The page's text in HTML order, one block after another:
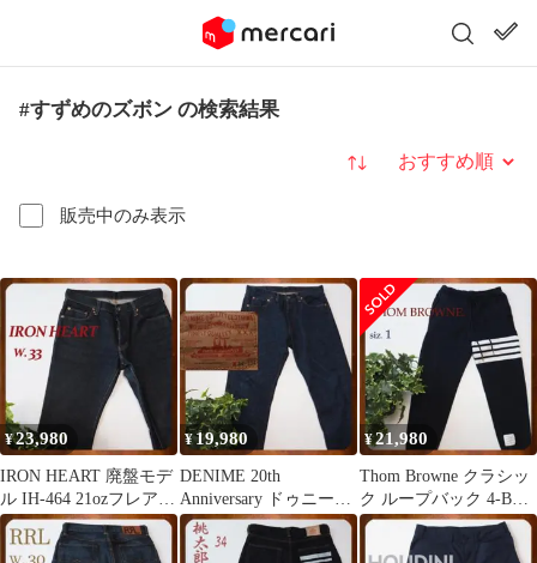
#すずめのズボン の検索結果
販売中のみ表示
並び替え
¥23,980
IRON HEART 廃盤モデ
ル IH-464 21ozフレアジ
ーンズ W33
¥19,980
DENIME 20th
Anniversary ドゥニーム
20周年記念 W34
¥21,980
Thom Browne クラシッ
ク ループバック 4-BAR
スウェットパンツ